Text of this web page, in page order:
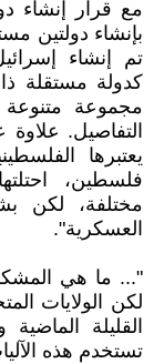
مع قرار إنشاء
بإنشاء دولتين
تم إنشاء
كدولة مستقلة
مجموعة
التفاصيل.
يعتبرها
فلسطين،
مختلفة، لكن
العسكرية".
"... ما هي
لكن الولايات
القليلة
تستخدم هذه